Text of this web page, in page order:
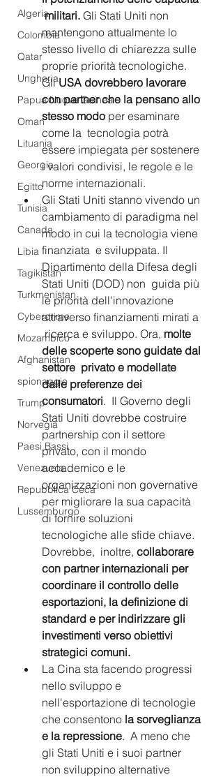
Algeria
Colombia
Qatar
Ungheria
Papua Nuova Guinea
Oman
Lituania
Georgia
Egitto
Tunisia
Canada
Libia
Tagikistan
Turkmenistan
Cybercrime
Mozambico
Afghanistan
spionaggio
Trump
Norvegia
Paesi Bassi
Venezuela
Repubblica Ceca
Lussemburgo
militari. Gli Stati Uniti non
mantengono attualmente lo
stesso livello di chiarezza sulle
proprie priorità tecnologiche.
Gli USA dovrebbero lavorare
con partner che la pensano allo
stesso modo per esaminare
come la  tecnologia potrà
essere impiegata per sostenere
i valori condivisi, le regole e le
norme internazionali.
Gli Stati Uniti stanno vivendo un
cambiamento di paradigma nel
modo in cui la tecnologia viene
finanziata  e sviluppata. Il
Dipartimento della Difesa degli
Stati Uniti (DOD) non  guida più
le priorità dell'innovazione
attraverso finanziamenti mirati a
ricerca e sviluppo. Ora, molte
delle scoperte sono guidate dal
settore  privato e modellate
dalle preferenze dei
consumatori.  Il Governo degli
Stati Uniti dovrebbe costruire
partnership con il settore
privato, con il mondo
accademico e le
organizzazioni non governative
per migliorare la sua capacità
di fornire soluzioni
tecnologiche alle sfide chiave.
Dovrebbe,  inoltre, collaborare
con partner internazionali per
coordinare il controllo delle
esportazioni, la definizione di
standard e per indirizzare gli
investimenti verso obiettivi
strategici comuni.
La Cina sta facendo progressi
nello sviluppo e
nell'esportazione di tecnologie
che consentono la sorveglianza
e la repressione.  A meno che
gli Stati Uniti e i suoi partner
non sviluppino alternative